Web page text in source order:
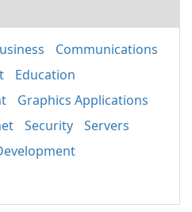
Communications
Education
Graphics Applications
Security
Servers